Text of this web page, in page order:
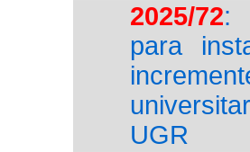
2025/72:
para
UGR